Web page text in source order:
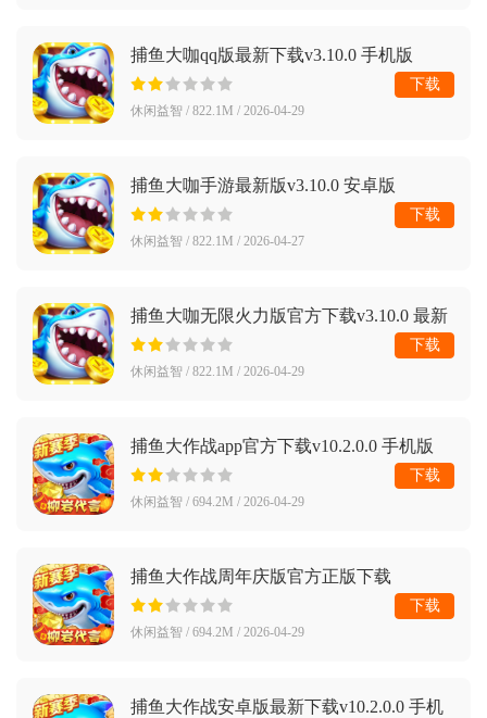
捕鱼大咖qq版最新下载v3.10.0 手机版
休闲益智 / 822.1M / 2026-04-29
下载
捕鱼大咖手游最新版v3.10.0 安卓版
休闲益智 / 822.1M / 2026-04-27
下载
捕鱼大咖无限火力版官方下载v3.10.0 最新
版
休闲益智 / 822.1M / 2026-04-29
下载
捕鱼大作战app官方下载v10.2.0.0 手机版
休闲益智 / 694.2M / 2026-04-29
下载
捕鱼大作战周年庆版官方正版下载
v10.2.0.0 最新版
休闲益智 / 694.2M / 2026-04-29
下载
捕鱼大作战安卓版最新下载v10.2.0.0 手机